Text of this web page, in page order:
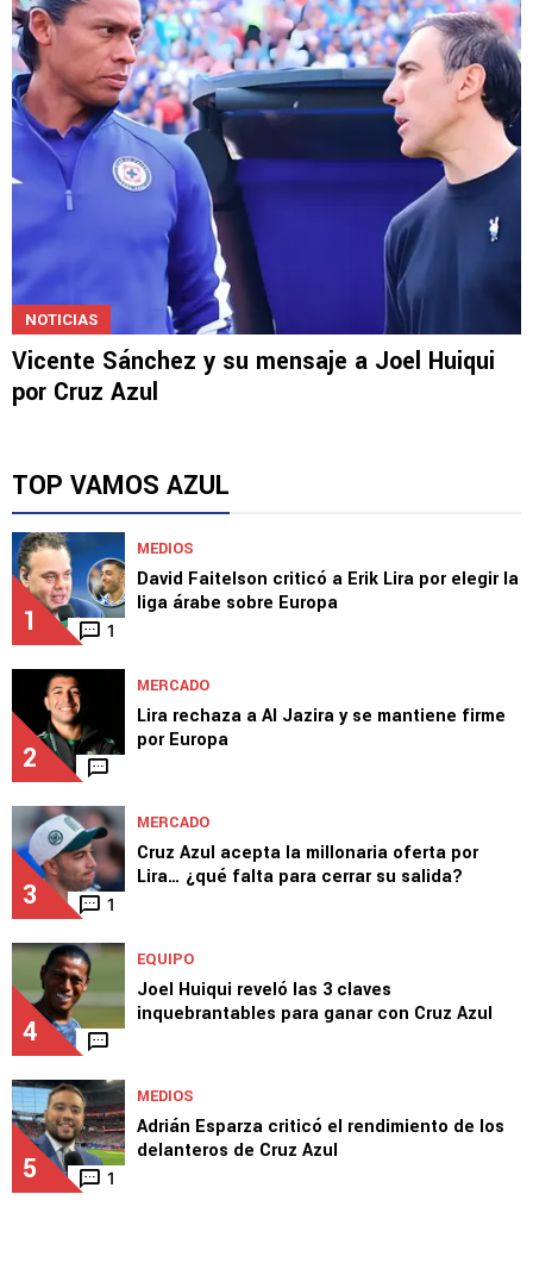
NOTICIAS
Vicente Sánchez y su mensaje a Joel Huiqui
por Cruz Azul
TOP VAMOS AZUL
1 1
MEDIOS
David Faitelson criticó a Erik Lira por elegir la
liga árabe sobre Europa
2
MERCADO
Lira rechaza a Al Jazira y se mantiene firme
por Europa
3 1
MERCADO
Cruz Azul acepta la millonaria oferta por
Lira… ¿qué falta para cerrar su salida?
4
EQUIPO
Joel Huiqui reveló las 3 claves
inquebrantables para ganar con Cruz Azul
5 1
MEDIOS
Adrián Esparza criticó el rendimiento de los
delanteros de Cruz Azul